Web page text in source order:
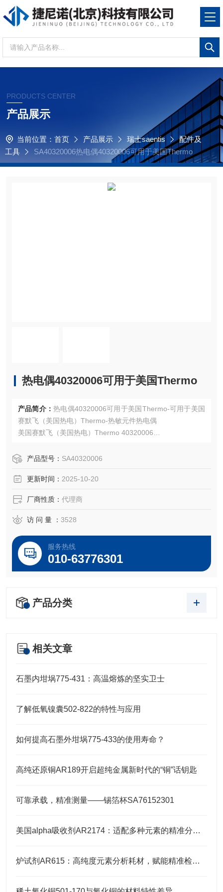
PRODUCTS CENTER
产品展示
当前位置： 首页 产品展示 瑞士saentis
配件及
工具
SA40320006热电偶40320006可用于美国Thermo
热电偶40320006可用于美国Thermo
产品简介： 热电偶40320006可用于美国Thermo-可用于美国
赛默飞（美国热电）Thermo-热敏元件热电偶
美国赛默飞（美国热电）Thermo 40320006
OEM厂商；我们提供的所有产品都是高质量高性价的，适用
产品型号： SA40320006
更新时间： 2025-10-20
厂商性质： 代理商
访 问 量 ： 3528
服务热线
010-63776301
产品分类
相关文章
石墨内坩埚775-431：高温熔炼的坚实卫士
了解低氧镍囊502-822的特性与应用
如何提高石墨外坩埚775-433的使用寿命？
高纯还原铜AR189开启超纯金属新时代的“铜”话钥匙
可靠承载，精准测量——锡箔杯SA76152301
美国alpha吸收剂AR2174：适配多种元素的精准分析需求
炉试剂AR615：高纯度元素分析耗材，赋能精准检测高效推进